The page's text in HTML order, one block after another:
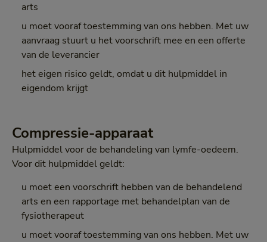
arts
u moet vooraf toestemming van ons hebben. Met uw
aanvraag stuurt u het voorschrift mee en een offerte
van de leverancier
het eigen risico geldt, omdat u dit hulpmiddel in
eigendom krijgt
Compressie-apparaat
Hulpmiddel voor de behandeling van lymfe-oedeem.
Voor dit hulpmiddel geldt:
u moet een voorschrift hebben van de behandelend
arts en een rapportage met behandelplan van de
fysiotherapeut
u moet vooraf toestemming van ons hebben. Met uw